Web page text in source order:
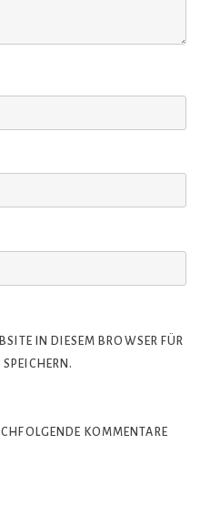
IN DIESEM BROWSER FÜR
KOMMENTARE